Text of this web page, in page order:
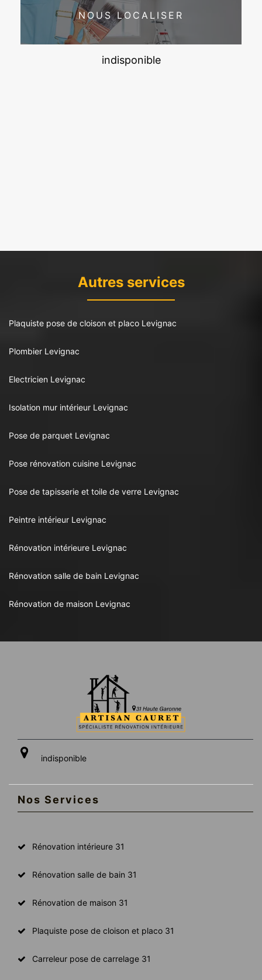
NOUS LOCALISER
indisponible
Autres services
Plaquiste pose de cloison et placo Levignac
Plombier Levignac
Electricien Levignac
Isolation mur intérieur Levignac
Pose de parquet Levignac
Pose rénovation cuisine Levignac
Pose de tapisserie et toile de verre Levignac
Peintre intérieur Levignac
Rénovation intérieure Levignac
Rénovation salle de bain Levignac
Rénovation de maison Levignac
indisponible
Nos Services
Rénovation intérieure 31
Rénovation salle de bain 31
Rénovation de maison 31
Plaquiste pose de cloison et placo 31
Carreleur pose de carrelage 31